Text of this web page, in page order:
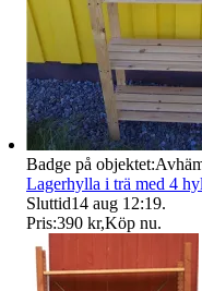
Badge på objektet:
Lagerhylla i trä med 4
Sluttid14 aug 12:19.
Pris:390 kr,Köp nu.